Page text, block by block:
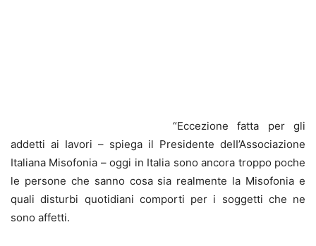
“Eccezione fatta per gli
addetti ai Iavori – spiega il Presidente deII’Associazione
Italiana Misofonia – oggi in Italia sono ancora troppo poche
le persone che sanno cosa sia realmente la Misofonia e
quali disturbi quotidiani comporti per i soggetti che ne
sono affetti.